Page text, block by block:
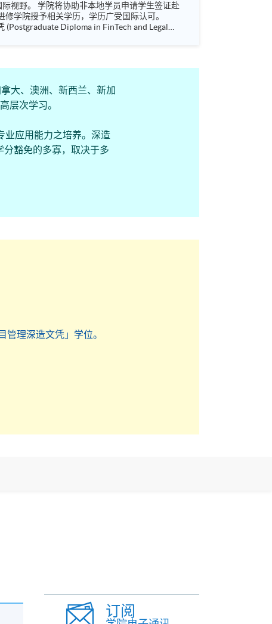
生签证赴
大、澳洲、新西兰、新加
层次学习。
业应用能力之培养。深造
豁免的多寡，取决于多
理深造文凭」学位。
订阅